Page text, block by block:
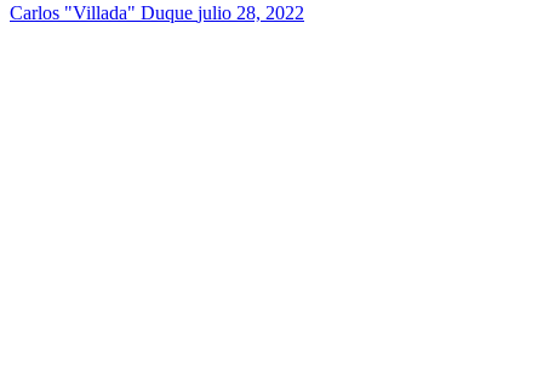
Carlos "Villada" Duque julio 28, 2022